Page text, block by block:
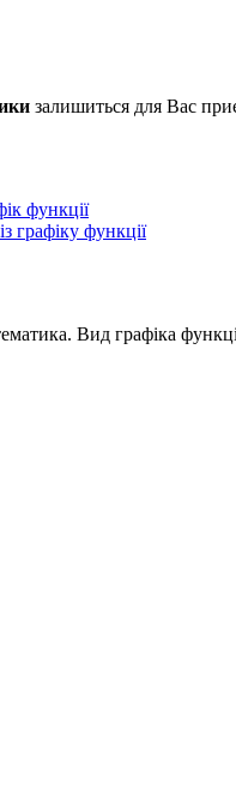
залишиться для Вас
функції
графіку функції
Вид графіка